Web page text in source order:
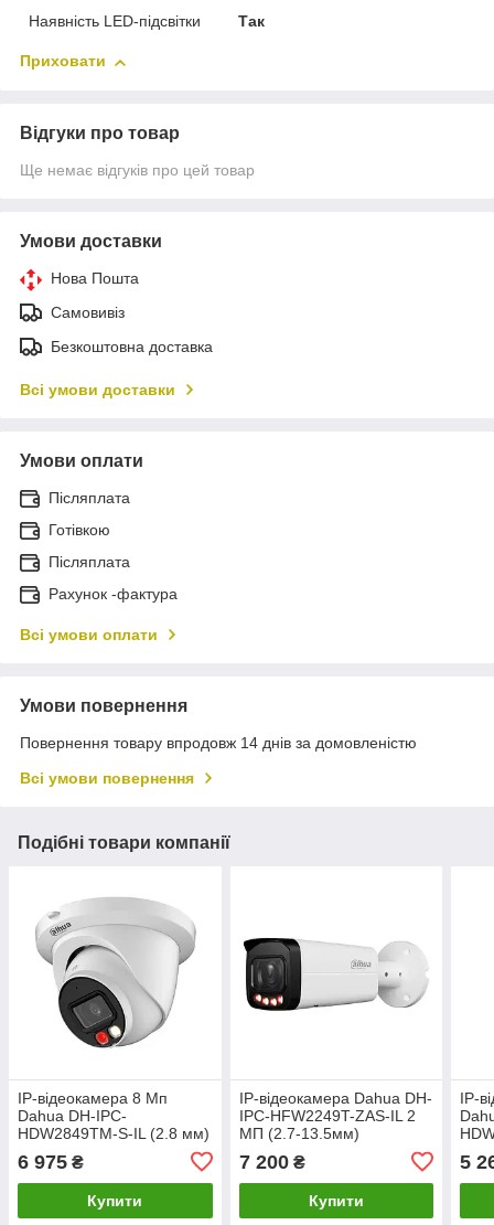
Наявність LED-підсвітки Так
Приховати
Відгуки про товар
Ще немає відгуків про цей товар
Умови доставки
Нова Пошта
Самовивіз
Безкоштовна доставка
Всі умови доставки
Умови оплати
Післяплата
Готівкою
Післяплата
Рахунок -фактура
Всі умови оплати
Умови повернення
Повернення товару впродовж 14 днів за домовленістю
Всі умови повернення
Подібні товари компанії
IP-відеокамера 8 Мп
Dahua DH-IPC-
HDW2849TM-S-IL (2.8 мм)
6 975 ₴
Купити
IP-відеокамера Dahua DH-
IPC-HFW2249T-ZAS-IL 2
МП (2.7-13.5мм)
7 200₴
Купити
IP-
5